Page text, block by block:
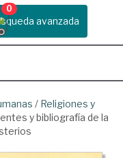
avanzada
0
/ Religiones y
y bibliografía de la